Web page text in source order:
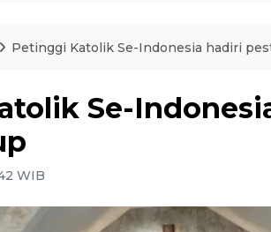
Petinggi Katolik Se-Indonesia hadiri
Se-
WIB